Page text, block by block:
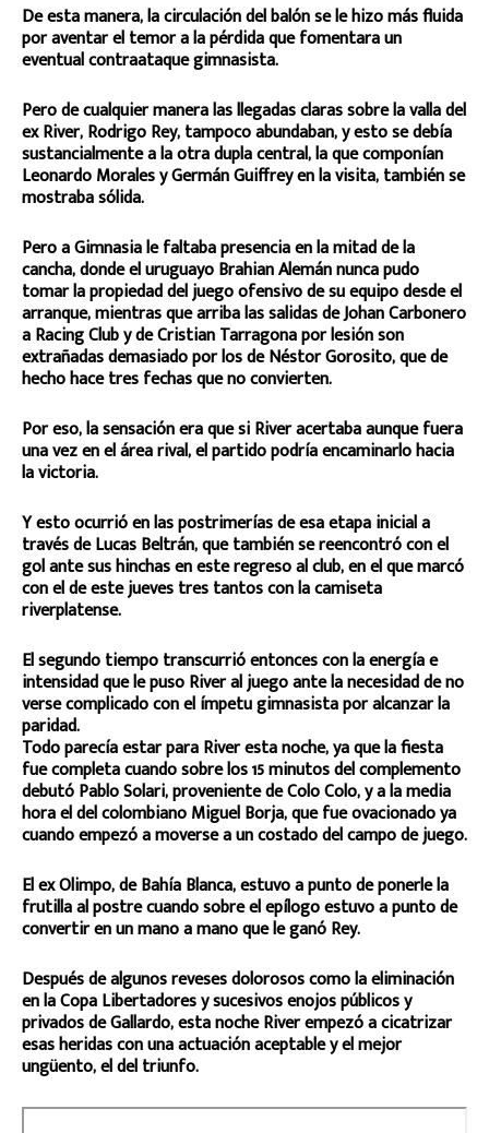
De esta manera, la circulación del balón se le hizo más fluida
por aventar el temor a la pérdida que fomentara un
eventual contraataque gimnasista.
Pero de cualquier manera las llegadas claras sobre la valla del
ex River, Rodrigo Rey, tampoco abundaban, y esto se debía
sustancialmente a la otra dupla central, la que componían
Leonardo Morales y Germán Guiffrey en la visita, también se
mostraba sólida.
Pero a Gimnasia le faltaba presencia en la mitad de la
cancha, donde el uruguayo Brahian Alemán nunca pudo
tomar la propiedad del juego ofensivo de su equipo desde el
arranque, mientras que arriba las salidas de Johan Carbonero
a Racing Club y de Cristian Tarragona por lesión son
extrañadas demasiado por los de Néstor Gorosito, que de
hecho hace tres fechas que no convierten.
Por eso, la sensación era que si River acertaba aunque fuera
una vez en el área rival, el partido podría encaminarlo hacia
la victoria.
Y esto ocurrió en las postrimerías de esa etapa inicial a
través de Lucas Beltrán, que también se reencontró con el
gol ante sus hinchas en este regreso al club, en el que marcó
con el de este jueves tres tantos con la camiseta
riverplatense.
El segundo tiempo transcurrió entonces con la energía e
intensidad que le puso River al juego ante la necesidad de no
verse complicado con el ímpetu gimnasista por alcanzar la
paridad.
Todo parecía estar para River esta noche, ya que la fiesta
fue completa cuando sobre los 15 minutos del complemento
debutó Pablo Solari, proveniente de Colo Colo, y a la media
hora el del colombiano Miguel Borja, que fue ovacionado ya
cuando empezó a moverse a un costado del campo de juego.
El ex Olimpo, de Bahía Blanca, estuvo a punto de ponerle la
frutilla al postre cuando sobre el epílogo estuvo a punto de
convertir en un mano a mano que le ganó Rey.
Después de algunos reveses dolorosos como la eliminación
en la Copa Libertadores y sucesivos enojos públicos y
privados de Gallardo, esta noche River empezó a cicatrizar
esas heridas con una actuación aceptable y el mejor
ungüento, el del triunfo.